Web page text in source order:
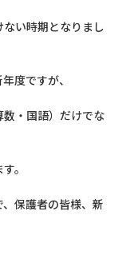
い時期となりまし
度ですが、
・国語）だけでな
。
保護者の皆様、新